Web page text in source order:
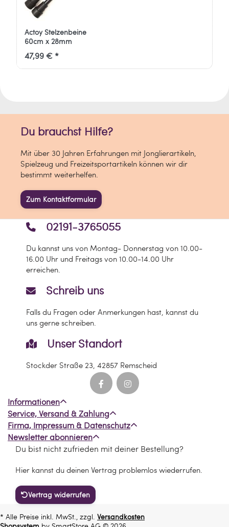
Actoy Stelzenbeine
60cm x 28mm
47,99 € *
Du brauchst Hilfe?
Mit über 30 Jahren Erfahrungen mit Jonglierartikeln,
Spielzeug und Freizeitsportartikeln können wir dir
bestimmt weiterhelfen.
Zum Kontaktformular
Schreib uns
Falls du Fragen oder Anmerkungen hast, kannst du
uns gerne schreiben.
02191-3765055
Du kannst uns von Montag- Donnerstag von 10.00-
16.00 Uhr und Freitags von 10.00-14.00 Uhr
erreichen.
Unser Standort
Stockder Straße 23, 42857 Remscheid
Informationen
Service, Versand & Zahlung
Firma, Impressum & Datenschutz
Newsletter abonnieren
Du bist nicht zufrieden mit deiner Bestellung?
Hier kannst du deinen Vertrag problemlos wiederrufen.
Vertrag widerrufen
* Alle Preise inkl. MwSt., zzgl. Versandkosten